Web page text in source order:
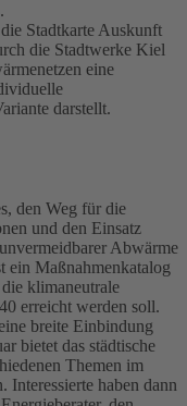
Stadtkarte Auskunft
die Stadtwerke Kiel
eine
darstellt.
den Weg für die
und den Einsatz
Abwärme
ein Maßnahmenkatalog
klimaneutrale
erreicht werden soll.
breite Einbindung
bietet das städtische
Themen im
Interessierte haben dann